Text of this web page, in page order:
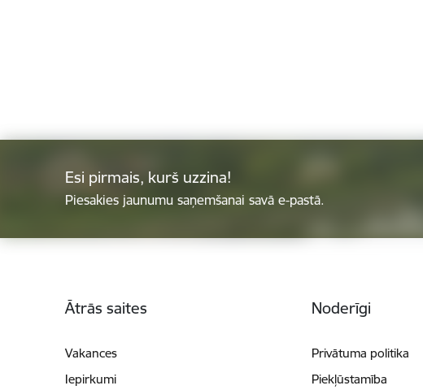
Esi pirmais, kurš uzzina!
Piesakies jaunumu saņemšanai savā e-pastā.
Ātrās saites
Vakances
Iepirkumi
Noderīgi
Privātuma politika
Piekļūstamība